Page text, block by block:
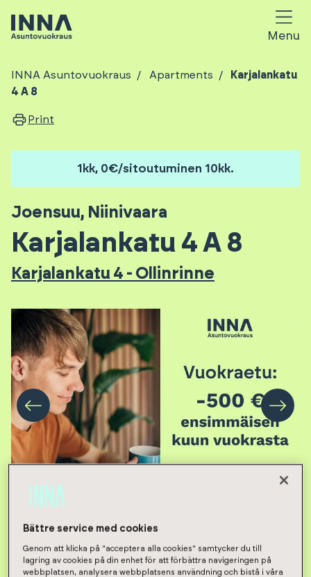
Menu
INNA Asuntovuokraus Apartments
Karjalankatu
4 A 8
Print
1kk, 0€/sitoutuminen 10kk.
Joensuu, Niinivaara
Karjalankatu 4 A 8
Karjalankatu 4 - Ollinrinne
915 €/month
Bättre service med cookies
Genom att klicka på "acceptera alla cookies" samtycker du till
lagring av cookies på din enhet för att förbättra navigeringen på
webbplatsen, analysera webbplatsens användning och bistå i våra